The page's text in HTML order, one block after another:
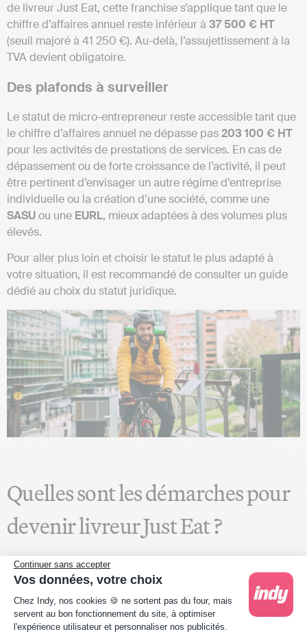
Continuer sans accepter
Vos données, votre choix
Plateforme de Gestion du Consentement :
Chez Indy, nos cookies 🍪 ne sortent pas du four, mais
servent au bon fonctionnement du site, à optimiser
l'expérience utilisateur et personnaliser nos publicités.
de livreur Just Eat, cette franchise s’applique tant que le
chiffre d’affaires annuel reste inférieur à 37 500 € HT
(seuil majoré à 41 250 €). Au-delà, l’assujettissement à la
TVA devient obligatoire.
Des plafonds à surveiller
Le statut de micro-entrepreneur reste accessible tant que
le chiffre d’affaires annuel ne dépasse pas203 100 € HT
pour les activités de prestations de services. En cas de
dépassement ou de forte croissance de l’activité, il peut
être pertinent d’envisager un autre régime d’entreprise
individuelle ou la création d’une société, comme une
SASUou une EURL, mieux adaptées à des volumes plus
élevés.
Pour aller plus loin et choisir le statut le plus adapté à
votre situation, il est recommandé de consulter un guide
dédié au choix du statut juridique.
Quelles sont les démarches pour
devenir livreur Just Eat ?
Les démarches en tant que salarié
Pour devenir livreur Just Eat en contrat salarié, il faut
généralement :